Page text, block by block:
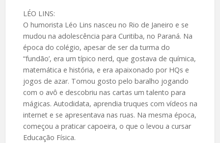
LÉO LINS:
O humorista Léo Lins nasceu no Rio de Janeiro e se
mudou na adolescência para Curitiba, no Paraná. Na
época do colégio, apesar de ser da turma do
“fundão’, era um típico nerd, que gostava de química,
matemática e história, e era apaixonado por HQs e
jogos de azar. Tomou gosto pelo baralho jogando
com o avô e descobriu nas cartas um talento para
mágicas. Autodidata, aprendia truques com vídeos na
internet e se apresentava nas ruas. Na mesma época,
começou a praticar capoeira, o que o levou a cursar
Educação Física.